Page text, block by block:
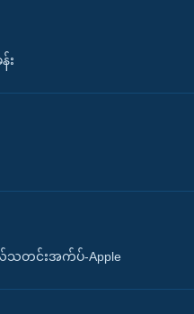
း
တင်းအက်ပ်-Apple